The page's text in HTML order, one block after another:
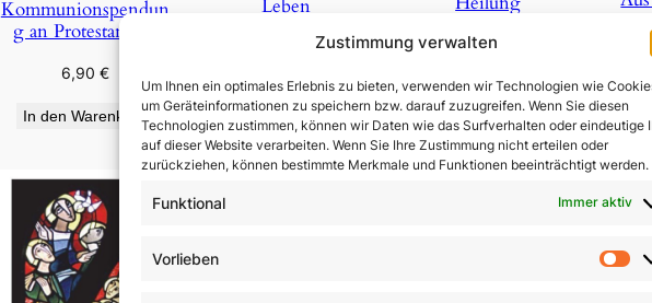
Zustimmung verwalten
Um Ihnen ein optimales Erlebnis zu bieten, verwenden wir Technologien wie
um Geräteinformationen zu speichern bzw. darauf zuzugreifen. Wenn Sie diesen
Technologien zustimmen, können wir Daten wie das Surfverhalten oder eindeutige
auf dieser Website verarbeiten. Wenn Sie Ihre Zustimmung nicht erteilen oder
zurückziehen, können bestimmte Merkmale und Funktionen beeinträchtigt werden.
Funktional Immer aktiv
Vorlieben
Kommunionspendun
g an Protestanten?
6,90 €
In den Warenkorb
Leben
In den Warenkorb
3,90
In den Warenkorb
In